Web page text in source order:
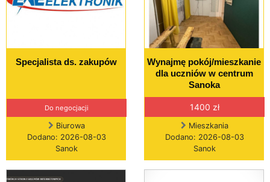
Specjalista ds. zakupów
Do negocjacji
Biurowa
Dodano: 2026-08-03
Sanok
Wynajmę pokój/mieszkanie
dla uczniów w centrum
Sanoka
1400 zł
Mieszkania
Dodano: 2026-08-03
Sanok